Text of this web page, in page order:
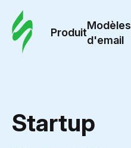
Produit
Modèles
d'email
Startup